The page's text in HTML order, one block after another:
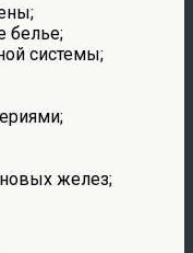
белье;
системы;
желез;